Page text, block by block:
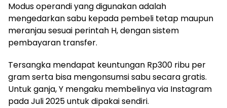
Modus operandi yang digunakan adalah
mengedarkan sabu kepada pembeli tetap maupun
meranjau sesuai perintah H, dengan sistem
pembayaran transfer.
Tersangka mendapat keuntungan Rp300 ribu per
gram serta bisa mengonsumsi sabu secara gratis.
Untuk ganja, Y mengaku membelinya via Instagram
pada Juli 2025 untuk dipakai sendiri.